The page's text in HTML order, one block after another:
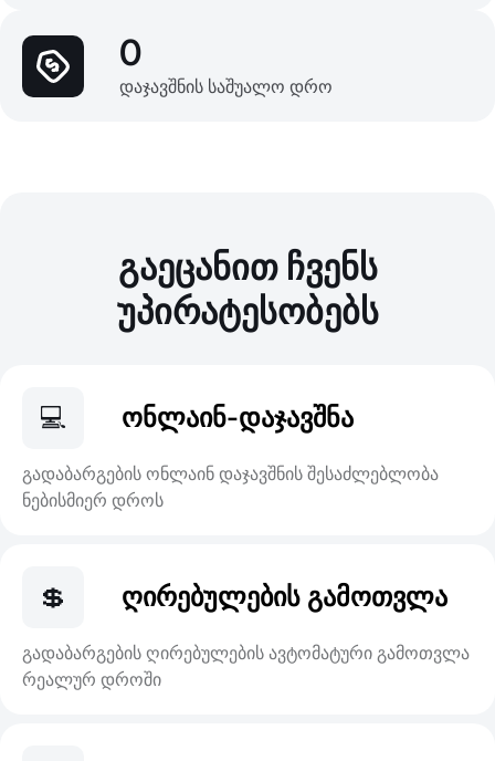
0
დაჯავშნის საშუალო დრო
გაეცანით ჩვენს
უპირატესობებს
💻 ონლაინ-დაჯავშნა
გადაბარგების ონლაინ დაჯავშნის შესაძლებლობა
ნებისმიერ დროს
💲 ღირებულების გამოთვლა
გადაბარგების ღირებულების ავტომატური გამოთვლა
რეალურ დროში